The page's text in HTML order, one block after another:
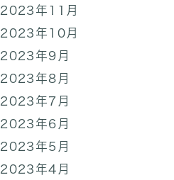
2023年11月
2023年10月
2023年9月
2023年8月
2023年7月
2023年6月
2023年5月
2023年4月